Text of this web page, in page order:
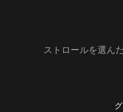
ストロールを選ん